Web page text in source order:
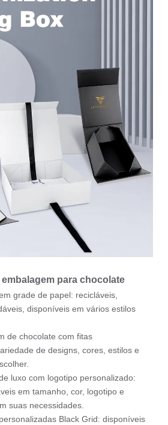
para chocolate
grade de papel: recicláveis,
disponíveis em vários estilos
de chocolate com fitas
de designs, cores, estilos e
luxo com logotipo personalizado:
em tamanho, cor, logotipo e
suas necessidades.
Black Grid: disponíveis